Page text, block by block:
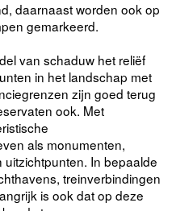
daarnaast worden ook op
gemarkeerd.
van schaduw het reliëf
in het landschap met
zijn goed terug
ook. Met
als monumenten,
In bepaalde
treinverbindingen
is ook dat op deze